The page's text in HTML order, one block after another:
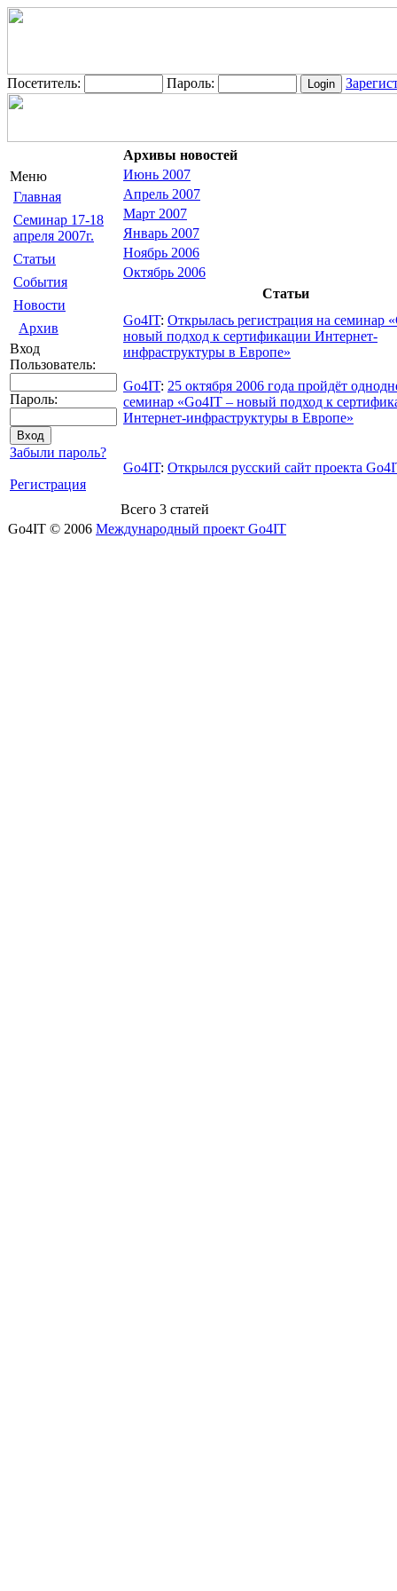
Посетитель: Пароль:
Меню
Главная
Семинар 17-18
апреля 2007г.
Статьи
События
Новости
Архив
Вход
Пользователь:
Пароль:
Забыли пароль?
Регистрация
Архивы новостей
Июнь 2007
Апрель 2007
Март 2007
Январь 2007
Ноябрь 2006
Октябрь 2006
Статьи
Go4IT: Открылась регистрация на семинар
новый подход к сертификации Интернет-
инфраструктуры в Европе»
Go4IT: 25 октября 2006 года пройдёт
семинар «Go4IT – новый подход к
Интернет-инфраструктуры в Европе»
Go4IT: Открылся русский сайт проекта
Всего 3 статей
Go4IT © 2006 Международный проект Go4IT